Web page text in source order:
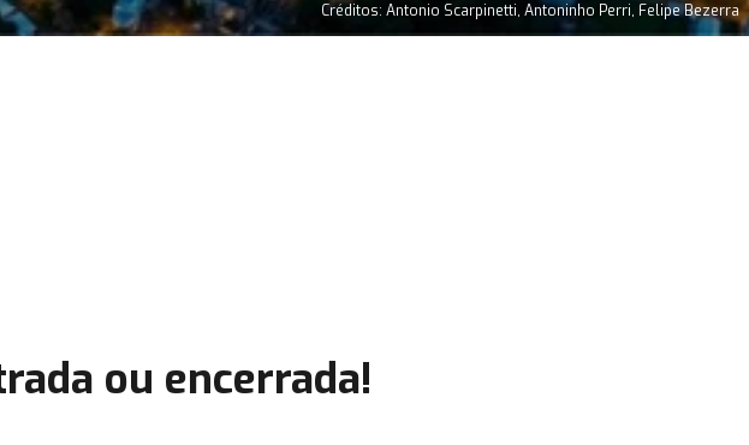
Créditos: Antonio Scarpinetti, Antoninho Perri, Felipe Bezerra
ou encerrada!